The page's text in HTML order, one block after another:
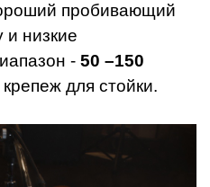
пробивающий
и низкие
- 50 –150
для стойки.